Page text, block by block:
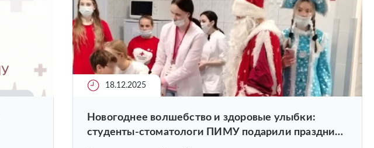
18.12.2025
Новогоднее волшебство и здоровые улыбки:
студенты-стоматологи ПИМУ подарили праздник